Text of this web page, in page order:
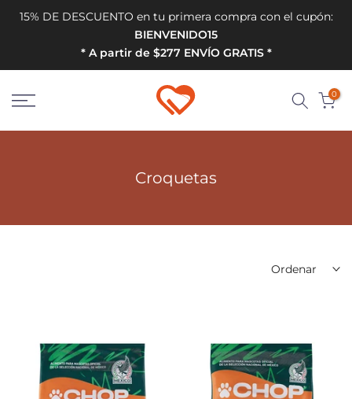
15% DE DESCUENTO en tu primera compra con el cupón:
BIENVENIDO15
* A partir de $277 ENVÍO GRATIS *
0
Croquetas
Ordenar